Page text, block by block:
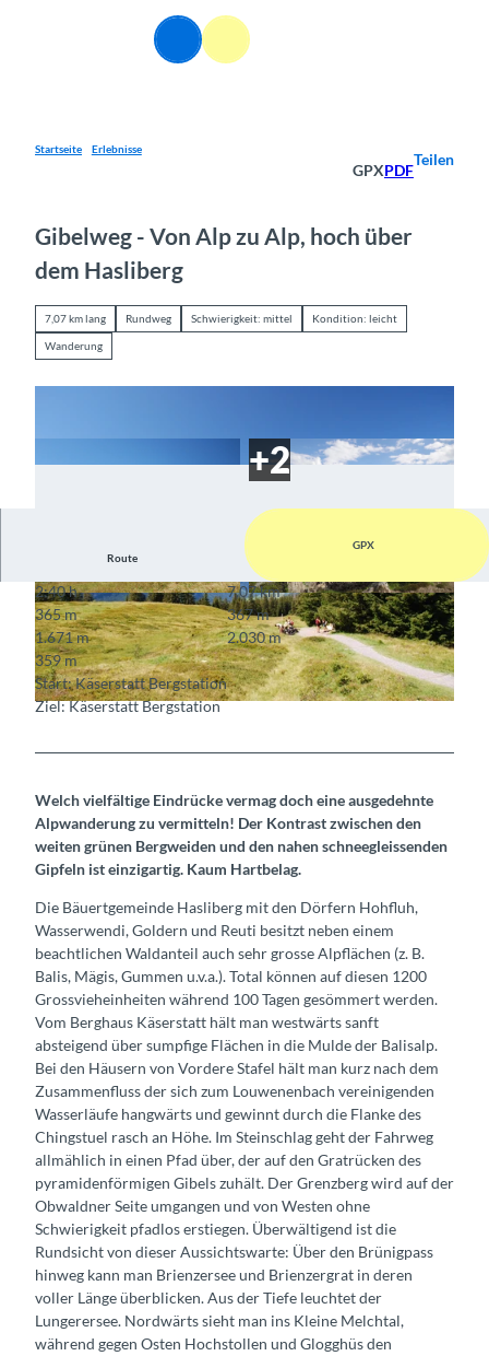
Suche Menü
Startseite Erlebnisse
GPXPDF
Teilen
Gibelweg - Von Alp zu Alp, hoch über
dem Hasliberg
7,07 km lang Rundweg Schwierigkeit: mittel Kondition: leicht
Wanderung
© Markus Schluep, Berner Wanderwege
© Markus Schluep, Berner Wanderwege © Markus Schluep, Berner Wanderwege
Route
GPX
2:40 h
7,07 km
365 m
367 m
1.671 m
2.030 m
359 m
Start: Käserstatt Bergstation
Ziel: Käserstatt Bergstation
Welch vielfältige Eindrücke vermag doch eine ausgedehnte
Alpwanderung zu vermitteln! Der Kontrast zwischen den
weiten grünen Bergweiden und den nahen schneegleissenden
Gipfeln ist einzigartig. Kaum Hartbelag.
Die Bäuertgemeinde Hasliberg mit den Dörfern Hohfluh,
Wasserwendi, Goldern und Reuti besitzt neben einem
beachtlichen Waldanteil auch sehr grosse Alpflächen (z. B.
Balis, Mägis, Gummen u.v.a.). Total können auf diesen 1200
Grossvieheinheiten während 100 Tagen gesömmert werden.
Vom Berghaus Käserstatt hält man westwärts sanft
absteigend über sumpfige Flächen in die Mulde der Balisalp.
Bei den Häusern von Vordere Stafel hält man kurz nach dem
Zusammenfluss der sich zum Louwenenbach vereinigenden
Wasserläufe hangwärts und gewinnt durch die Flanke des
Chingstuel rasch an Höhe. Im Steinschlag geht der Fahrweg
allmählich in einen Pfad über, der auf den Gratrücken des
pyramidenförmigen Gibels zuhält. Der Grenzberg wird auf der
Obwaldner Seite umgangen und von Westen ohne
Schwierigkeit pfadlos erstiegen. Überwältigend ist die
Rundsicht von dieser Aussichtswarte: Über den Brünigpass
hinweg kann man Brienzersee und Brienzergrat in deren
voller Länge überblicken. Aus der Tiefe leuchtet der
Lungerersee. Nordwärts sieht man ins Kleine Melchtal,
während gegen Osten Hochstollen und Glogghüs den